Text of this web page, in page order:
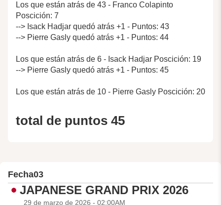
Los que están atrás de 43 - Franco Colapinto
Poscición: 7
--> Isack Hadjar quedó atrás +1 - Puntos: 43
--> Pierre Gasly quedó atrás +1 - Puntos: 44
Los que están atrás de 6 - Isack Hadjar Poscición: 19
--> Pierre Gasly quedó atrás +1 - Puntos: 45
Los que están atrás de 10 - Pierre Gasly Poscición: 20
total de puntos 45
Fecha03
JAPANESE GRAND PRIX 2026
29 de marzo de 2026 - 02:00AM